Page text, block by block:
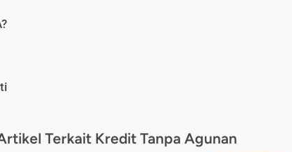
Terkait Kredit Tanpa Agunan